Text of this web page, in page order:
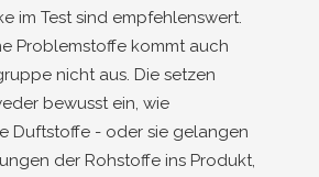
im Test sind empfehlenswert.
Problemstoffe kommt auch
nicht aus. Die setzen
bewusst ein, wie
Duftstoffe - oder sie gelangen
der Rohstoffe ins Produkt,